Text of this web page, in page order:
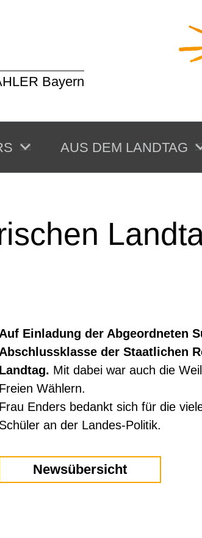
Bayern
AUS DEM LANDTAG
Auf Einladung der Abgeordneten
Abschlussklasse der Staatlichen
Landtag. Mit dabei war auch die
Freien Wählern.
Frau Enders bedankt sich für die
Schüler an der Landes-Politik.
Newsübersicht